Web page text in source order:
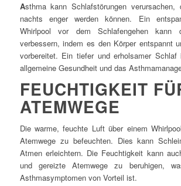
Asthma kann Schlafstörungen verursachen,
nachts enger werden können. Ein
Whirlpool vor dem Schlafengehen kann
verbessern, indem es den Körper entspannt
vorbereitet. Ein tiefer und erholsamer
allgemeine Gesundheit und das
FEUCHTIGKEIT
ATEMWEGE
Die warme, feuchte Luft über einem
Atemwege zu befeuchten. Dies kann
Atmen erleichtern. Die Feuchtigkeit kann
und gereizte Atemwege zu beruhigen,
Asthmasymptomen von Vorteil ist.